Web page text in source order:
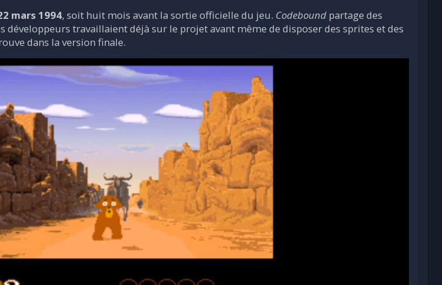
mars 1994, soit huit mois avant la sortie officielle du jeu. Codebound partage des
développeurs travaillaient déjà sur le projet avant même de disposer des sprites et des
dans la version finale.